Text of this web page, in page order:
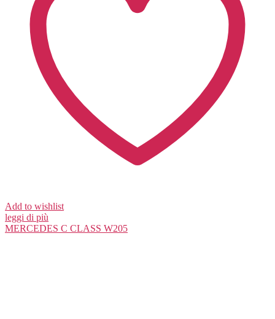
Add to wishlist
leggi di più
MERCEDES C CLASS W205